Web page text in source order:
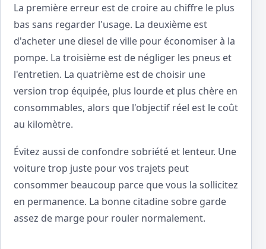
La première erreur est de croire au chiffre le plus
bas sans regarder l'usage. La deuxième est
d'acheter une diesel de ville pour économiser à la
pompe. La troisième est de négliger les pneus et
l'entretien. La quatrième est de choisir une
version trop équipée, plus lourde et plus chère en
consommables, alors que l'objectif réel est le coût
au kilomètre.
Évitez aussi de confondre sobriété et lenteur. Une
voiture trop juste pour vos trajets peut
consommer beaucoup parce que vous la sollicitez
en permanence. La bonne citadine sobre garde
assez de marge pour rouler normalement.